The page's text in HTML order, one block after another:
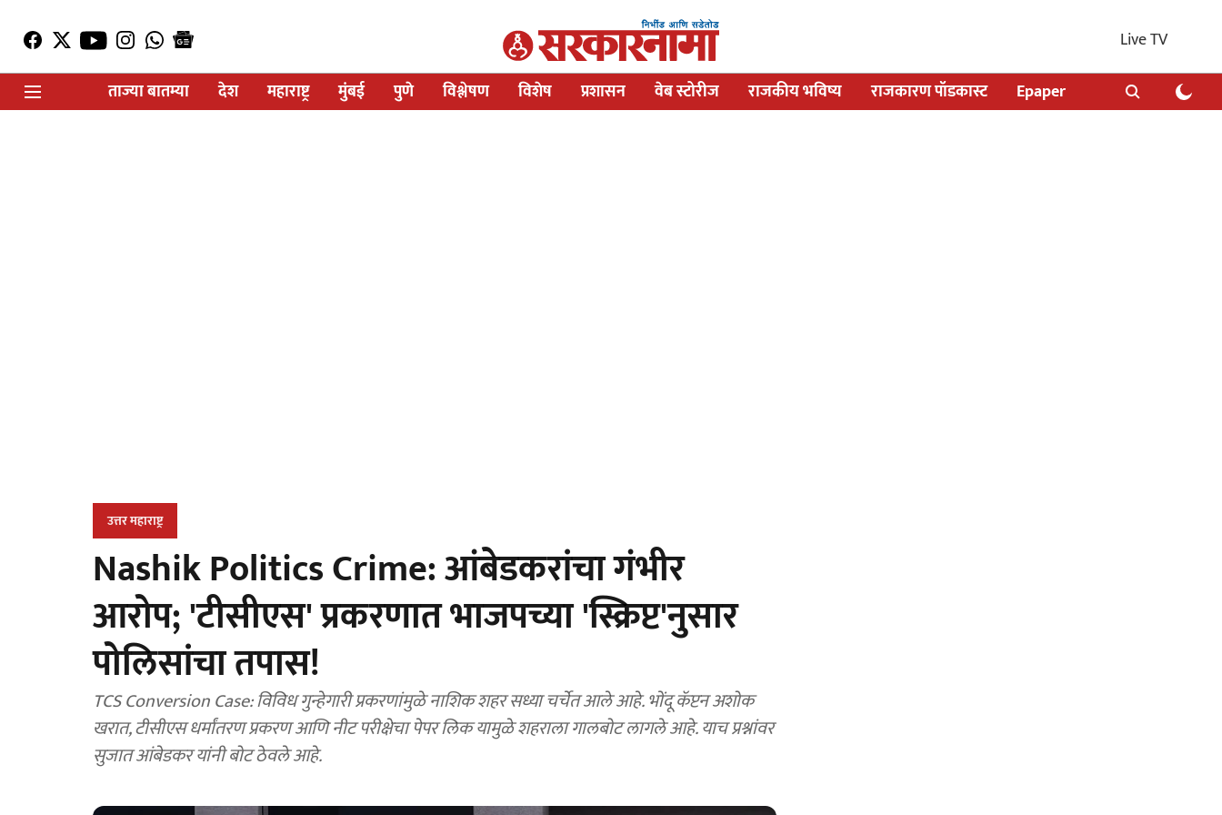
Live TV
ताज्या बातम्या
देश महाराष्ट्र मुंबई पुणे विश्लेषण विशेष प्रशासन वेब स्टोरीज राजकीय भविष्य राजकारण पॉडकास्ट Epaper
उत्तर महाराष्ट्र
Nashik Politics Crime: आंबेडकरांचा गंभीर
आरोप; 'टीसीएस' प्रकरणात भाजपच्या 'स्क्रिप्ट'नुसार
पोलिसांचा तपास!
TCS Conversion Case: विविध गुन्हेगारी प्रकरणांमुळे नाशिक शहर सध्या चर्चेत आले आहे. भोंदू कॅप्टन अशोक
खरात, टीसीएस धर्मांतरण प्रकरण आणि नीट परीक्षेचा पेपर लिक यामुळे शहराला गालबोट लागले आहे. याच प्रश्नांवर
सुजात आंबेडकर यांनी बोट ठेवले आहे.